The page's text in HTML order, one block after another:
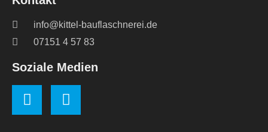
info@kittel-bauflaschnerei.de
07151 4 57 83
Soziale Medien